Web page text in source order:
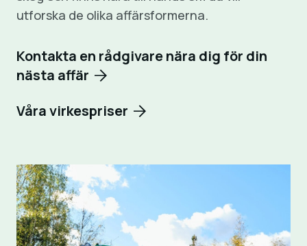
utforska de olika affärsformerna.
Kontakta en rådgivare nära dig för din
nästa affär
Våra virkespriser